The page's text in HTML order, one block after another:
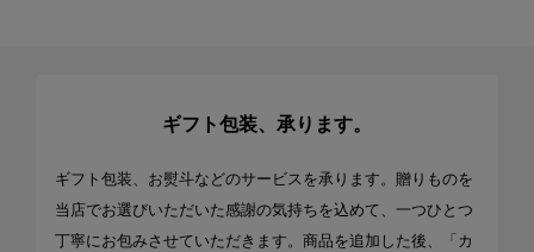
ギフト包装、承ります。
ギフト包装、お熨斗などのサービスを承ります。贈りものを
当店でお選びいただいた感謝の気持ちを込めて、一つひとつ
丁寧にお包みさせていただきます。商品を追加した後、「カ